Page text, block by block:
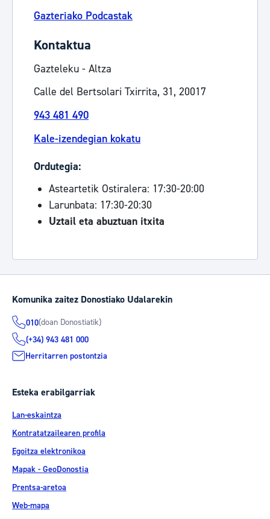
Gazteriako Podcastak
Kontaktua
Gazteleku - Altza
Calle del Bertsolari Txirrita, 31, 20017
943 481 490
Kale-izendegian kokatu
Ordutegia:
Asteartetik Ostiralera: 17:30-20:00
Larunbata: 17:30-20:30
Uztail eta abuztuan itxita
Komunika zaitez Donostiako Udalarekin
010(doan Donostiatik)
(+34) 943 481 000
Herritarren postontzia
Esteka erabilgarriak
Lan-eskaintza
Kontratatzailearen profila
Egoitza elektronikoa
Mapak - GeoDonostia
Prentsa-aretoa
Web-mapa